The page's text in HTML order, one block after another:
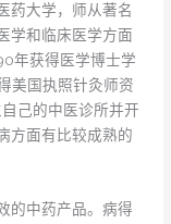
药大学，师从著名
学和临床医学方面
年获得医学博士学
美国执照针灸师资
己的中医诊所并开
方面有比较成熟的
的中药产品。病得